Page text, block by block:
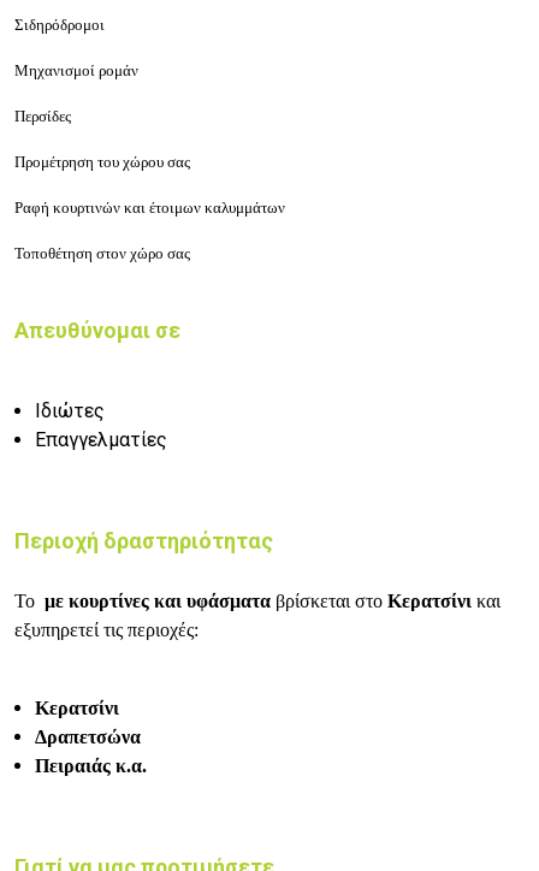
Σιδηρόδρομοι
Μηχανισμοί ρομάν
Περσίδες
Προμέτρηση του χώρου σας
Ραφή κουρτινών και έτοιμων καλυμμάτων
Τοποθέτηση στον χώρο σας
Απευθύνομαι σε
Ιδιώτες
Επαγγελματίες
Περιοχή δραστηριότητας
Το με κουρτίνες και υφάσματα βρίσκεται στο Κερατσίνι και
εξυπηρετεί τις περιοχές:
Κερατσίνι
Δραπετσώνα
Πειραιάς κ.α.